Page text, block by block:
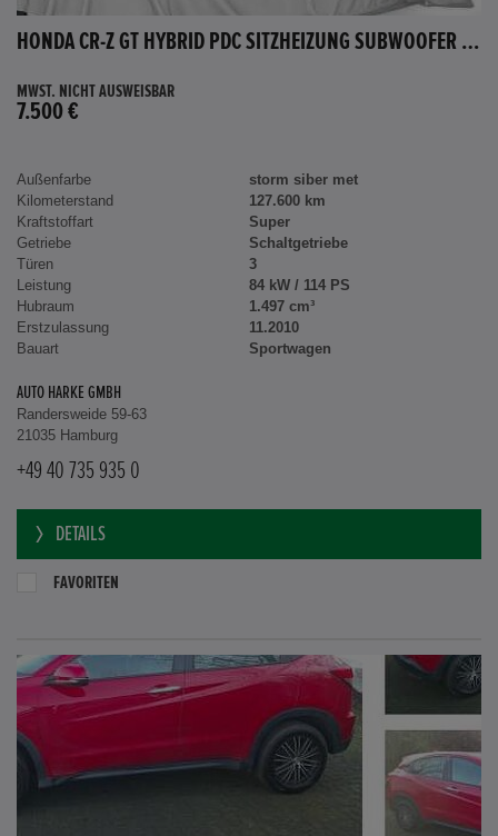
HONDA CR-Z GT HYBRID PDC SITZHEIZUNG SUBWOOFER BLUETOOTH
MWST. NICHT AUSWEISBAR
7.500 €
Außenfarbe
storm siber met
Kilometerstand
127.600 km
Kraftstoffart
Super
Getriebe
Schaltgetriebe
Türen
3
Leistung
84 kW / 114 PS
Hubraum
1.497 cm³
Erstzulassung
11.2010
Bauart
Sportwagen
AUTO HARKE GMBH
Randersweide 59-63
21035 Hamburg
+49 40 735 935 0
DETAILS
FAVORITEN